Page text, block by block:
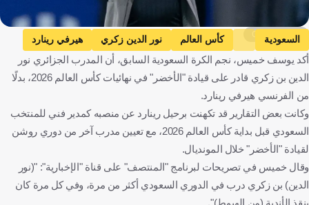
Getty Images
السعودية كأس العالم نور الدين زكري
هيرفي رينارد
المملكة العربية السعودية
الجزائر فرنسا كرة قدم
أكد يوسف خميس، نجم الكرة السعودية السابق، أن المدرب الجزائري نور
الدين بن زكري قادر على قيادة "الأخضر" في نهائيات كأس العالم 2026، بدلًا
من الفرنسي هيرفي رينارد.
وكانت بعض التقارير قد تكهنت برحيل رينارد عن منصبه كمدير فني للمنتخب
السعودي قبل بداية كأس العالم 2026، مع تعيين مدرب آخر من دوري روشن
لقيادة "الأخضر" خلال المونديال.
وقال خميس في تصريحات لبرنامج "المنتصف" على قناة "الإخبارية": "(نور
الدين) بن زكري درب في الدوري السعودي أكثر من مرة، وفي كل مرة كان
ينقذ الأندية (من الهبوط)".